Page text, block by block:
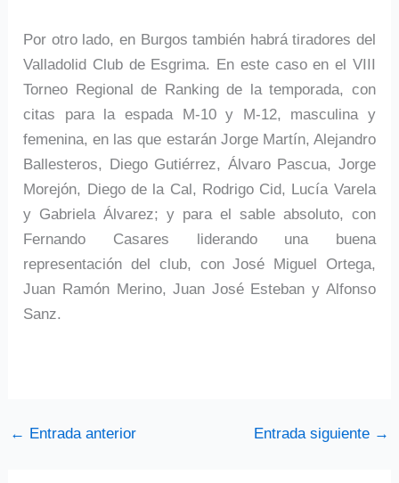
Por otro lado, en Burgos también habrá tiradores del
Valladolid Club de Esgrima. En este caso en el VIII
Torneo Regional de Ranking de la temporada, con
citas para la espada M-10 y M-12, masculina y
femenina, en las que estarán Jorge Martín, Alejandro
Ballesteros, Diego Gutiérrez, Álvaro Pascua, Jorge
Morejón, Diego de la Cal, Rodrigo Cid, Lucía Varela
y Gabriela Álvarez; y para el sable absoluto, con
Fernando Casares liderando una buena
representación del club, con José Miguel Ortega,
Juan Ramón Merino, Juan José Esteban y Alfonso
Sanz.
← Entrada anterior Entrada siguiente →